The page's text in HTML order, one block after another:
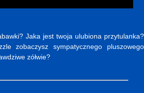
Jaka jest twoja ulubiona przytulanka?
zobaczysz sympatycznego pluszowego
zółwie?